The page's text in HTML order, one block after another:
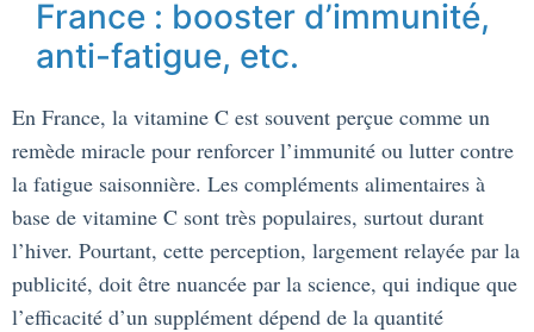
France : booster d’immunité,
anti-fatigue, etc.
En France, la vitamine C est souvent perçue comme un
remède miracle pour renforcer l’immunité ou lutter contre
la fatigue saisonnière. Les compléments alimentaires à
base de vitamine C sont très populaires, surtout durant
l’hiver. Pourtant, cette perception, largement relayée par la
publicité, doit être nuancée par la science, qui indique que
l’efficacité d’un supplément dépend de la quantité